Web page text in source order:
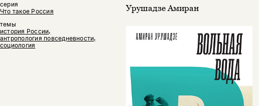
серия
Что такое Россия
темы
история России,
антропология повседневности,
социология
Урушадзе Амиран